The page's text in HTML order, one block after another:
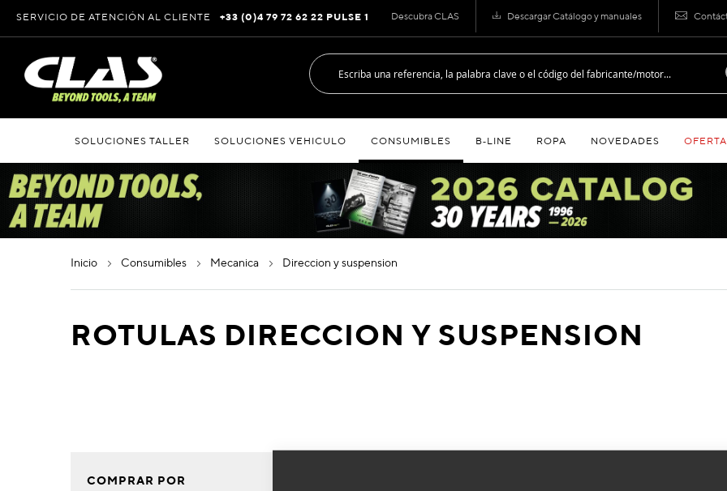
Descubra CLAS Descargar Catálogo y manuales
al
contenido
SERVICIO DE ATENCIÓN AL CLIENTE +33 (0)4 79 72 62 22 PULSE 1
SOLUCIONES TALLER SOLUCIONES VEHICULO CONSUMIBLES B‑LINE ROPA NOVEDADES
inicio consumibles mecanica direccion y suspension
ROTULAS DIRECCION Y SUSPENSION
COMPRAR POR